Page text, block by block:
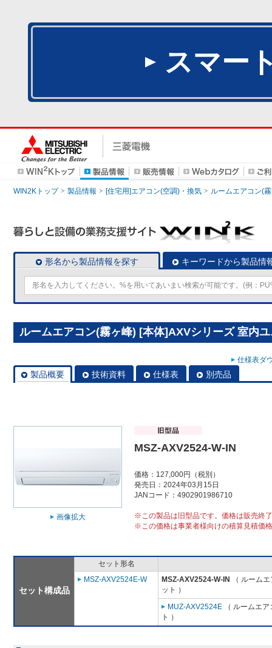
スマー
WIN2Kトップ 製品情報 [住宅用]エアコン(空調)・換気 ルームエアコン(
形名から製品情報を探す キーワードから製品情
ルームエアコン(霧ヶ峰) [本体]AXVシリーズ 室内
仕様表ダ
製品概要 技術資料 仕様表 別売品
画像拡大
MSZ-AXV2524-W-IN
価格：127,000円（税別）
発売日：2024年03月15日
JANコード：4902901986710
※この製品は旧型品です。価格は販売終
※この価格は事業者様向けの積算見積価
セット構成品
セット形名
MSZ-AXV2524E-W
MSZ-AXV2524-W-IN
（ ルーム
ット ）
MUZ-AXV2524E （ ルームエ
ト ）